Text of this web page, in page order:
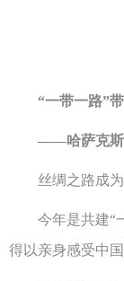
“一带一路”带
——哈萨克斯坦
丝绸之路成为
今年是共建“一
得以亲身感受中